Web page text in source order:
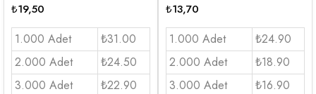
₺19,50
1.000 Adet
₺31.00
2.000 Adet
₺24.50
3.000 Adet
₺22.90
₺13,70
1.000 Adet
₺24.90
2.000 Adet
₺18.90
3.000 Adet
₺16.90